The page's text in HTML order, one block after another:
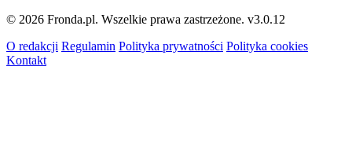
© 2026 Fronda.pl. Wszelkie prawa zastrzeżone. v3.0.12
O redakcji Regulamin Polityka prywatności Polityka cookies
Kontakt